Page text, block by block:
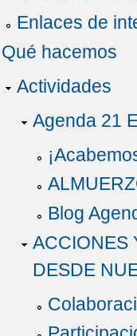
Enlaces de
Qué hacemos
Actividades
Agenda 21
Blog
ACCIONES
DESDE